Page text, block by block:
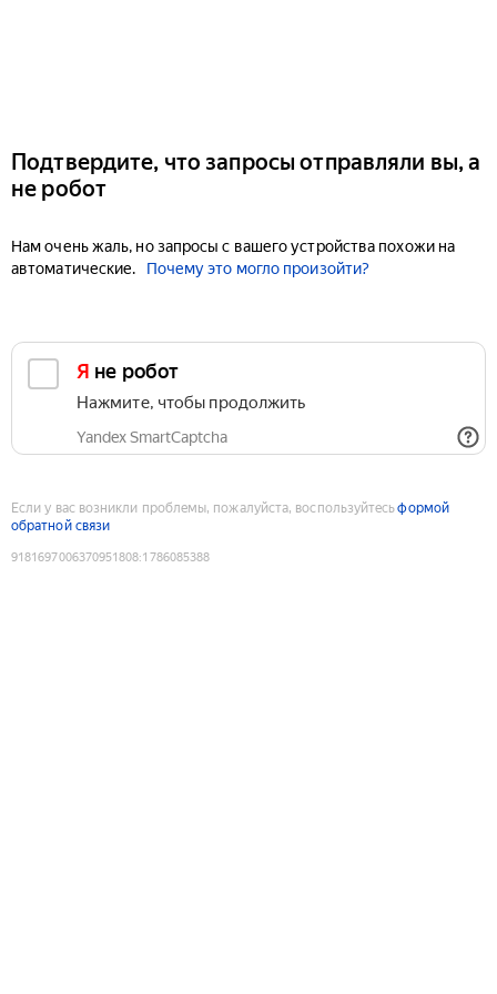
Подтвердите, что запросы отправляли вы, а
не робот
Нам очень жаль, но запросы с вашего устройства похожи на
автоматические.
Почему это могло произойти?
Я не робот
Нажмите, чтобы продолжить
Yandex SmartCaptcha
Если у вас возникли проблемы, пожалуйста, воспользуйтесьформой
обратной связи
9181697006370951808:1786085388